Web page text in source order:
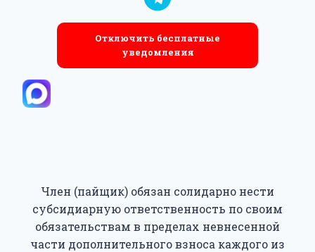
Отключить бесплатные
уведомления
Член (пайщик) обязан солидарно нести
субсидиарную ответственность по своим
обязательствам в пределах невнесенной
части дополнительного взноса каждого из